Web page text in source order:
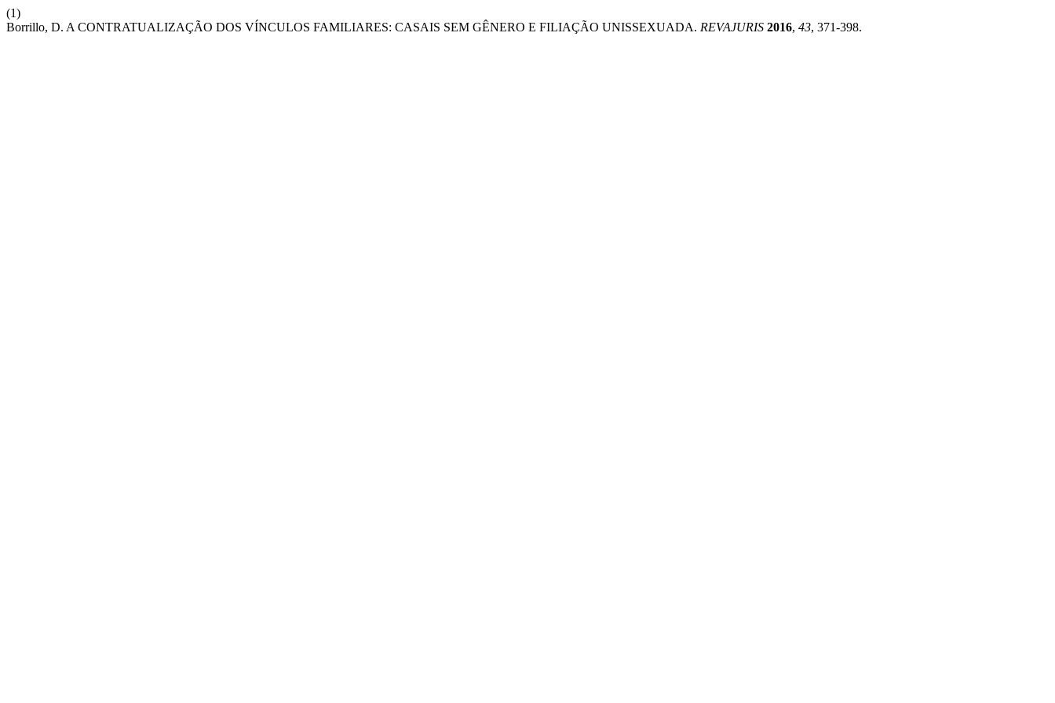
(1)
Borrillo, D. A CONTRATUALIZAÇÃO DOS VÍNCULOS FAMILIARES: CASAIS SEM GÊNERO E FILIAÇÃO UNISSEXUADA. REVAJURIS 2016, 43, 371-398.